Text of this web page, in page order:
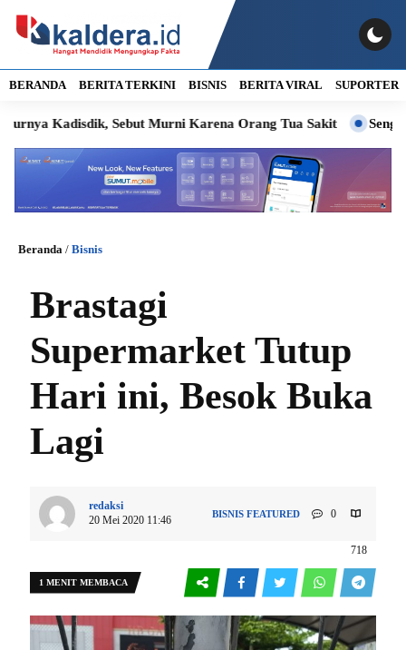
BERANDA BERITA TERKINI BISNIS BERITA VIRAL SUPORTER
Kadisdik, Sebut Murni Karena Orang Tua Sakit Sengketa
Beranda / Bisnis
Brastagi
Supermarket Tutup
Hari ini, Besok Buka
Lagi
redaksi
20 Mei 2020 11:46
BISNIS FEATURED 0
718
1 MENIT MEMBACA